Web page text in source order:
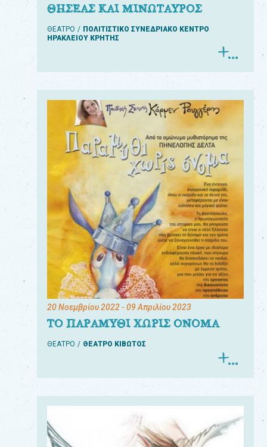
ΘΗΣΕΑΣ ΚΑΙ ΜΙΝΩΤΑΥΡΟΣ
ΘΕΑΤΡΟ
ΠΟΛΙΤΙΣΤΙΚΟ ΣΥΝΕΔΡΙΑΚΟ ΚΕΝΤΡΟ
ΗΡΑΚΛΕΙΟΥ ΚΡΗΤΗΣ
20 Νοεμβρίου 2022- 09 Απριλίου 2023
ΤΟ ΠΑΡΑΜΥΘΙ ΧΩΡΙΣ ΟΝΟΜΑ
ΘΕΑΤΡΟ ΘΕΑΤΡΟ ΚΙΒΩΤΟΣ